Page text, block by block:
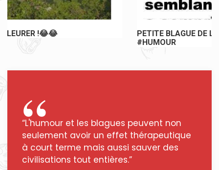
PETITE BLAGUE DE LA JOURNÉE #JOKE #BLAGUE
“L'humour et les blagues peuvent non
seulement avoir un effet thérapeutique
à court terme mais aussi sauver des
civilisations tout entières.”